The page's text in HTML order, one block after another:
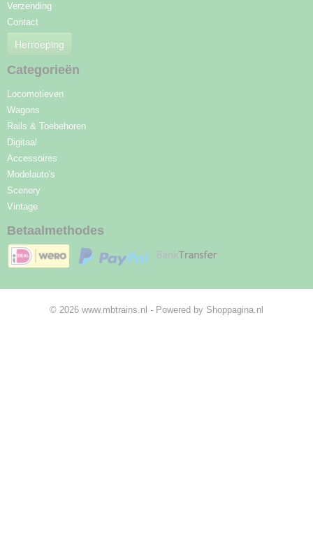
Verzending
Contact
Herroeping
Categorieën
Locomotieven
Wagons
Rails & Toebehoren
Digitaal
Accessoires
Modelauto's
Scenery
Vintage
Betaalmethodes
© 2026 www.mbtrains.nl - Powered by Shoppagina.nl